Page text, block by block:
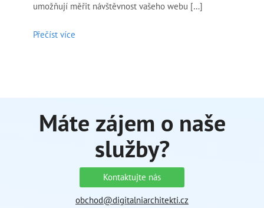
umožňují měřit návštěvnost vašeho webu […]
Přečíst více
Máte zájem o naše
služby?
Kontaktujte nás
obchod@digitalniarchitekti.cz